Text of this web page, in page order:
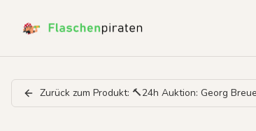
Zurück zum Produkt: 🔨24h Auktion: Georg